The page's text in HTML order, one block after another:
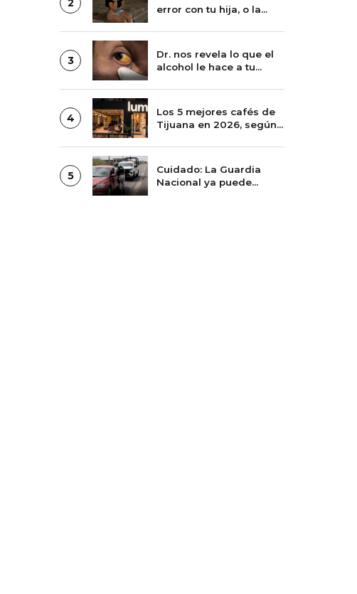
2
error con tu hija, o la
3
Dr. nos revela lo que el
alcohol le hace a tu
4
Los 5 mejores cafés de
Tijuana en 2026, según
5
Cuidado: La Guardia
Nacional ya puede